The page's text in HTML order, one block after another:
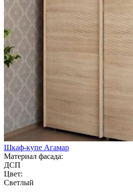
Шкаф-купе Агамар
Материал фасада:
ДСП
Цвет:
Светлый